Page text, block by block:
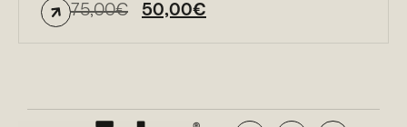
75,00€ 50,00€